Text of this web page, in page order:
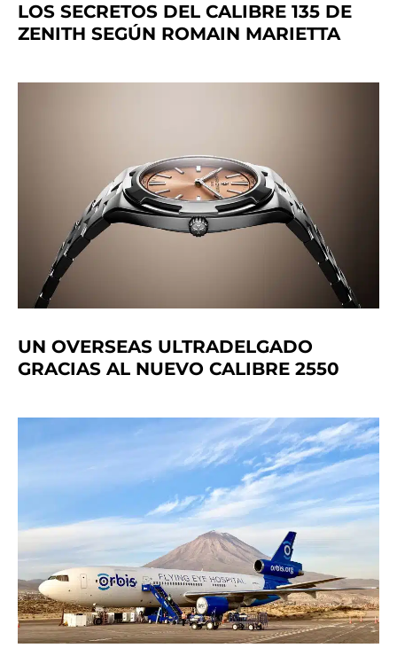
LOS SECRETOS DEL CALIBRE 135 DE
ZENITH SEGÚN ROMAIN MARIETTA
UN OVERSEAS ULTRADELGADO
GRACIAS AL NUEVO CALIBRE 2550